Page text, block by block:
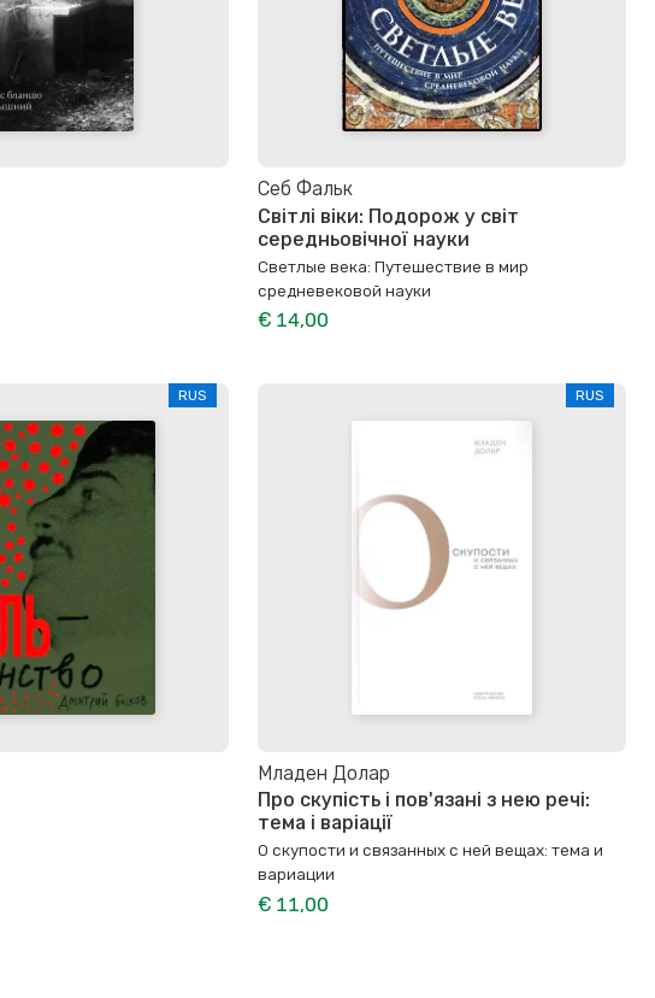
Себ Фальк
Світлі віки: Подорож у світ
середньовічної науки
Светлые века: Путешествие в мир
средневековой науки
€ 14,00
RUS RUS
Младен Долар
Про скупість і пов'язані з нею речі:
тема і варіації
О скупости и связанных с ней вещах: тема и
вариации
€ 11,00